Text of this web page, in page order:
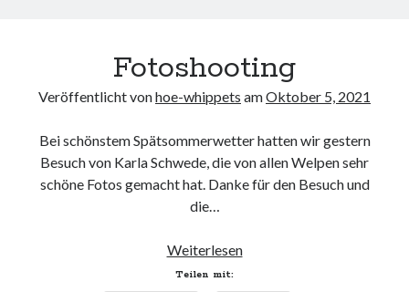
Fotoshooting
Veröffentlicht vonhoe-whippets amOktober 5, 2021
Bei schönstem Spätsommerwetter hatten wir gestern
Besuch von Karla Schwede, die von allen Welpen sehr
schöne Fotos gemacht hat. Danke für den Besuch und
die…
WeiterlesenFotoshooting
Teilen mit: